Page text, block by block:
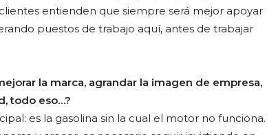
entienden que siempre será mejor apoyar
puestos de trabajo aquí, antes de trabajar
la marca, agrandar la imagen de empresa,
todo eso…?
es la gasolina sin la cual el motor no funciona.